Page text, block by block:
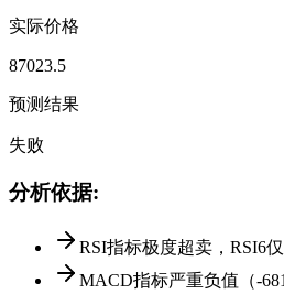
实际价格
87023.5
预测结果
失败
分析依据:
RSI指标极度超卖，RSI6
MACD指标严重负值（-